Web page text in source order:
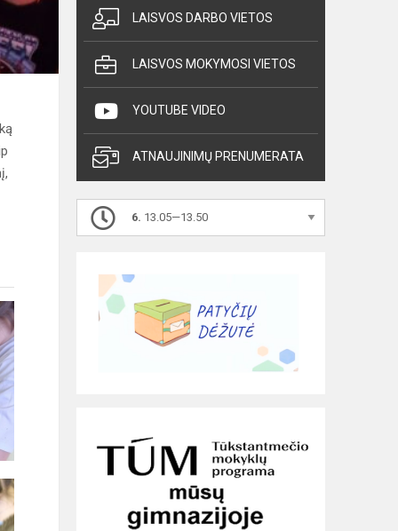
LAISVOS DARBO VIETOS
LAISVOS MOKYMOSI VIETOS
YOUTUBE VIDEO
ATNAUJINIMŲ PRENUMERATA
6. 13.05—13.50